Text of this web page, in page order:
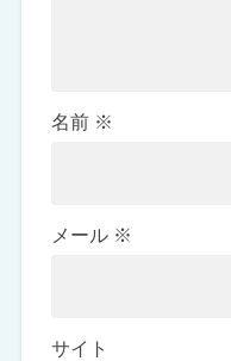
名前 ※
メール ※
サイト